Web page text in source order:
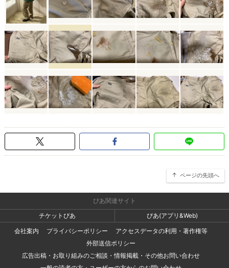
ページの先頭へ
ぴあ関連サイト
チケットぴあ
ぴあ(アプリ&Web)
会社案内
プライバシーポリシー
アクセスデータの利用・著作権等
外部送信ポリシー
広告出稿・お取り組みのご相談・情報掲載・その他お問い合わせ